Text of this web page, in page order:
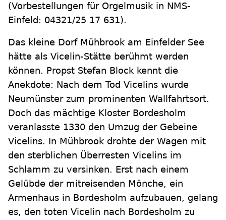
(Vorbestellungen für Orgelmusik in NMS-
Einfeld: 04321/25 17 631).
Das kleine Dorf Mühbrook am Einfelder See
hätte als Vicelin-Stätte berühmt werden
können. Propst Stefan Block kennt die
Anekdote: Nach dem Tod Vicelins wurde
Neumünster zum prominenten Wallfahrtsort.
Doch das mächtige Kloster Bordesholm
veranlasste 1330 den Umzug der Gebeine
Vicelins. In Mühbrook drohte der Wagen mit
den sterblichen Überresten Vicelins im
Schlamm zu versinken. Erst nach einem
Gelübde der mitreisenden Mönche, ein
Armenhaus in Bordesholm aufzubauen, gelang
es, den toten Vicelin nach Bordesholm zu